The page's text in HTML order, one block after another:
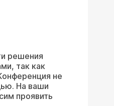
решения
так как
не
На ваши
проявить